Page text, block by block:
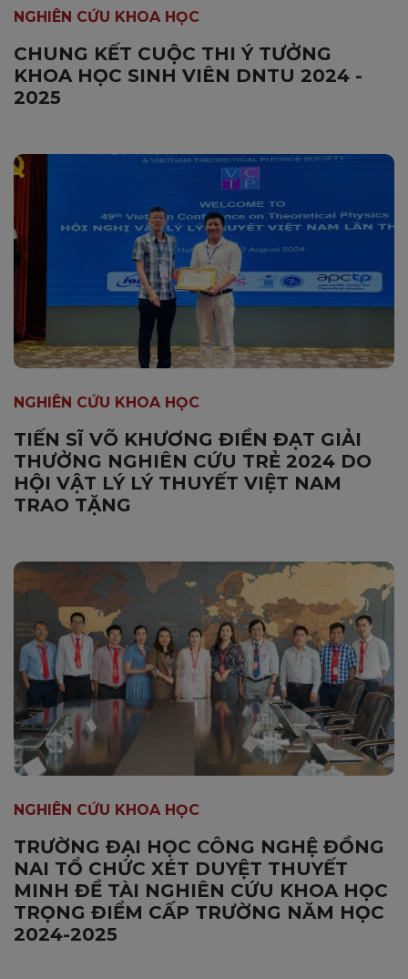
NGHIÊN CỨU KHOA HỌC
CHUNG KẾT CUỘC THI Ý TƯỞNG
KHOA HỌC SINH VIÊN DNTU 2024 -
2025
NGHIÊN CỨU KHOA HỌC
TIẾN SĨ VÕ KHƯƠNG ĐIỀN ĐẠT GIẢI
THƯỞNG NGHIÊN CỨU TRẺ 2024 DO
HỘI VẬT LÝ LÝ THUYẾT VIỆT NAM
TRAO TẶNG
NGHIÊN CỨU KHOA HỌC
TRƯỜNG ĐẠI HỌC CÔNG NGHỆ ĐỒNG
NAI TỔ CHỨC XÉT DUYỆT THUYẾT
MINH ĐỀ TÀI NGHIÊN CỨU KHOA HỌC
TRỌNG ĐIỂM CẤP TRƯỜNG NĂM HỌC
2024-2025